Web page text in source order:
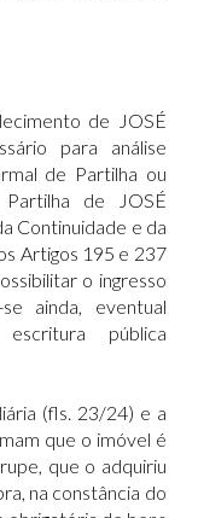
de JOSÉ
para análise
de Partilha ou
de JOSÉ
Continuidade e da
Artigos 195 e 237
o ingresso
ainda, eventual
pública
(fls. 23/24) e a
que o imóvel é
que o adquiriu
na constância do